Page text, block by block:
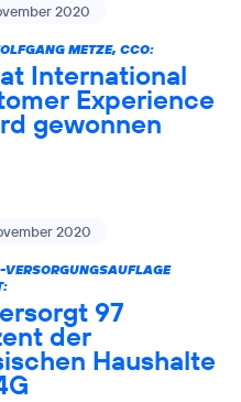
2020
METZE, CCO:
International
Experience
gewonnen
2020
VERSORGUNGSAUFLAGE
97
der
Haushalte